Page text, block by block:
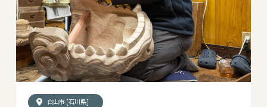
白山市 [石川県]